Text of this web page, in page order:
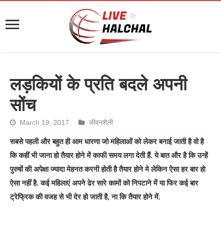
लड़कियों के प्रति बदले अपनी
सोंच
March 19, 2017 जीवनशैली
सबसे पहली और बहुत ही आम धारणा जो महिलाओं को लेकर बनाई जाती है वो है
कि कहीं भी जाना हो तैयार होने में काफी समय लगा देती हैं. ये बात और है कि उन्हें
पुरुषों की अपेक्षा ज्यादा मेहनत करनी होती है तैयार होने मे लेकिन ऐसा हर बार हो
ऐसा नहीं है.कई महिलाएं अपने ढेर सारे कामों को निपटाने में या फिर कई बार
ट्रेफ्रिक की वजह से भी देर हो जाती है, ना कि तैयार होने में.